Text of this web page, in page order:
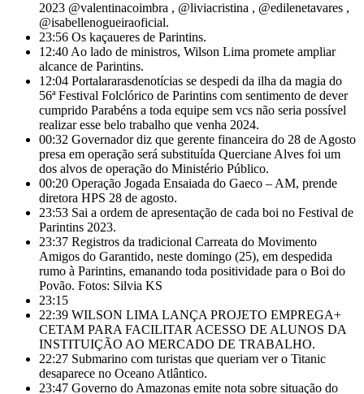
2023 @valentinacoimbra , @liviacristina , @edilenetavares ,
@isabellenogueiraoficial.
23:56 Os kaçaueres de Parintins.
12:40 Ao lado de ministros, Wilson Lima promete ampliar
alcance de Parintins.
12:04 Portalararasdenotícias se despedi da ilha da magia do
56ª Festival Folclórico de Parintins com sentimento de dever
cumprido Parabéns a toda equipe sem vcs não seria possível
realizar esse belo trabalho que venha 2024.
00:32 Governador diz que gerente financeira do 28 de Agosto
presa em operação será substituída Querciane Alves foi um
dos alvos de operação do Ministério Público.
00:20 Operação Jogada Ensaiada do Gaeco – AM, prende
diretora HPS 28 de agosto.
23:53 Sai a ordem de apresentação de cada boi no Festival de
Parintins 2023.
23:37 Registros da tradicional Carreata do Movimento
Amigos do Garantido, neste domingo (25), em despedida
rumo à Parintins, emanando toda positividade para o Boi do
Povão. Fotos: Silvia KS
23:15
22:39 WILSON LIMA LANÇA PROJETO EMPREGA+
CETAM PARA FACILITAR ACESSO DE ALUNOS DA
INSTITUIÇÃO AO MERCADO DE TRABALHO.
22:27 Submarino com turistas que queriam ver o Titanic
desaparece no Oceano Atlântico.
23:47 Governo do Amazonas emite nota sobre situação do